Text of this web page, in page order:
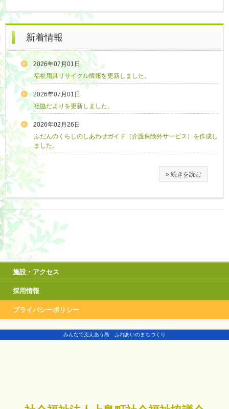
新着情報
2026年07月01日
福祉用具リサイクル情報を更新しました。
2026年07月01日
社協だよりを更新しました。
2026年02月26日
ふだんのくらしのしあわせガイド（介護保険外サービス）を作成し
ました。
» 続きを読む
施設・アクセス
採用情報
プライバシーポリシー
みんなで支えあう島 ふれあいのまちづくり